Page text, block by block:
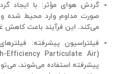
گردش هوای مؤثر: با ایجاد
صورت مداوم وارد محیط شده و
می‌کند. این فرآیند باعث
فیلتراسیون پیشرفته:
Efficiency Particulate Air)
پیشرفته استفاده می‌شوند،